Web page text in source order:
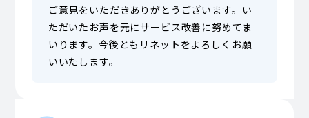
ご意見をいただきありがとうございます。い
ただいたお声を元にサービス改善に努めてま
いります。今後ともリネットをよろしくお願
いいたします。